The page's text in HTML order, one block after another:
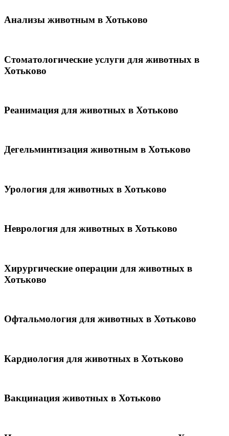
Анализы животным в Хотьково
Стоматологические услуги для животных в
Хотьково
Реанимация для животных в Хотьково
Дегельминтизация животным в Хотьково
Урология для животных в Хотьково
Неврология для животных в Хотьково
Хирургические операции для животных в
Хотьково
Офтальмология для животных в Хотьково
Кардиология для животных в Хотьково
Вакцинация животных в Хотьково